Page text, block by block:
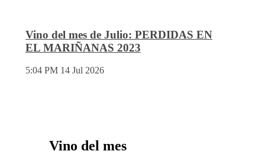
Vino del mes de Julio: PERDIDAS EN
EL MARIÑANAS 2023
5:04 PM 14 Jul 2026
Vino del mes